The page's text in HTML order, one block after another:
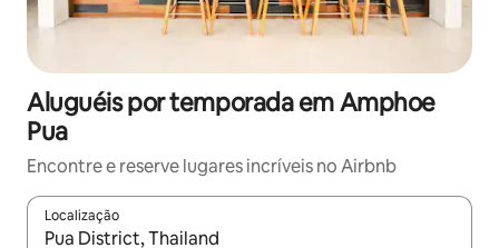
Aluguéis por temporada em Amphoe
Pua
Encontre e reserve lugares incríveis no Airbnb
Localização
Quando os resultados estiverem disponíveis, explore-os